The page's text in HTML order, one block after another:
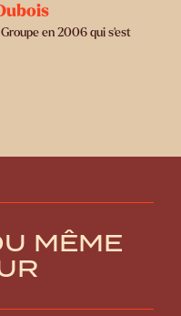
en 2006 qui s'est
MÊME